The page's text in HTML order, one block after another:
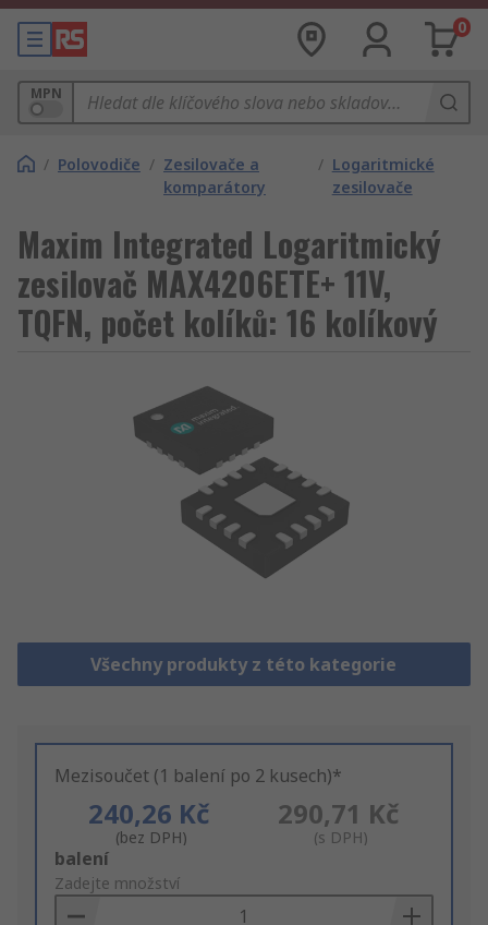
0
MPN
/ Polovodiče / Zesilovače a
komparátory
/ Logaritmické
zesilovače
Maxim Integrated Logaritmický
zesilovač MAX4206ETE+ 11V,
TQFN, počet kolíků: 16 kolíkový
Všechny produkty z této kategorie
Mezisoučet (1 balení po 2 kusech)*
240,26 Kč
(bez DPH)
290,71 Kč
(s DPH)
Add
to
Basket
balení
Zadejte množství